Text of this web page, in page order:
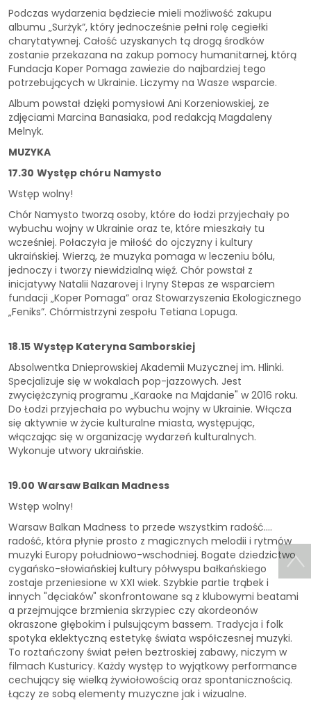
Podczas wydarzenia będziecie mieli możliwość zakupu
albumu „Surżyk”, który jednocześnie pełni rolę cegiełki
charytatywnej. Całość uzyskanych tą drogą środków
zostanie przekazana na zakup pomocy humanitarnej, którą
Fundacja Koper Pomaga zawiezie do najbardziej tego
potrzebujących w Ukrainie. Liczymy na Wasze wsparcie.
Album powstał dzięki pomysłowi Ani Korzeniowskiej, ze
zdjęciami Marcina Banasiaka, pod redakcją Magdaleny
Melnyk.
MUZYKA
17.30 Występ chóru Namysto
Wstęp wolny!
Chór Namysto tworzą osoby, które do łodzi przyjechały po
wybuchu wojny w Ukrainie oraz te, które mieszkały tu
wcześniej. Połaczyła je miłość do ojczyzny i kultury
ukraińskiej. Wierzą, że muzyka pomaga w leczeniu bólu,
jednoczy i tworzy niewidzialną więź. Chór powstał z
inicjatywy Natalii Nazarovej i Iryny Stepas ze wsparciem
fundacji „Koper Pomaga” oraz Stowarzyszenia Ekologicznego
„Feniks”. Chórmistrzyni zespołu Tetiana Lopuga.
18.15 Występ Kateryna Samborskiej
Absolwentka Dnieprowskiej Akademii Muzycznej im. Hlinki.
Specjalizuje się w wokalach pop-jazzowych. Jest
zwyciężczynią programu „Karaoke na Majdanie" w 2016 roku.
Do Łodzi przyjechała po wybuchu wojny w Ukrainie. Włącza
się aktywnie w życie kulturalne miasta, występując,
włączając się w organizację wydarzeń kulturalnych.
Wykonuje utwory ukraińskie.
19.00 Warsaw Balkan Madness
Wstęp wolny!
Warsaw Balkan Madness to przede wszystkim radość....
radość, która płynie prosto z magicznych melodii i rytmów
muzyki Europy południowo-wschodniej. Bogate dziedzictwo
cygańsko-słowiańskiej kultury półwyspu bałkańskiego
zostaje przeniesione w XXI wiek. Szybkie partie trąbek i
innych "dęciaków" skonfrontowane są z klubowymi beatami
a przejmujące brzmienia skrzypiec czy akordeonów
okraszone głębokim i pulsującym bassem. Tradycja i folk
spotyka eklektyczną estetykę świata współczesnej muzyki.
To roztańczony świat pełen beztroskiej zabawy, niczym w
filmach Kusturicy. Każdy występ to wyjątkowy performance
cechujący się wielką żywiołowością oraz spontanicznością.
Łączy ze sobą elementy muzyczne jak i wizualne.